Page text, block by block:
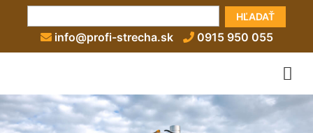
HĽADAŤ
info@profi-strecha.sk 0915 950 055